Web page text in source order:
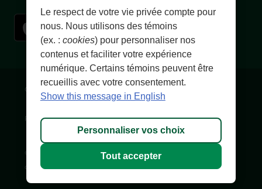
Conditions d'utilisation et notes légales
Personnaliser les témoins Accessibilité Plan du site
© 1996-
, Fédération des caisses Desjardins du Québec. Tous
droits réservés.
Le respect de votre vie privée compte pour
nous. Nous utilisons des témoins
(ex. : cookies) pour personnaliser nos
contenus et faciliter votre expérience
numérique. Certains témoins peuvent être
recueillis avec votre consentement.
Show this message in English
Personnaliser vos choix
Tout accepter